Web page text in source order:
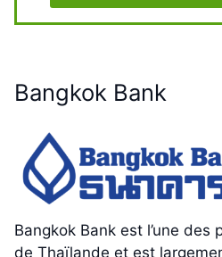
Bangkok Bank
Bangkok Bank est l’une des
de Thaïlande et est